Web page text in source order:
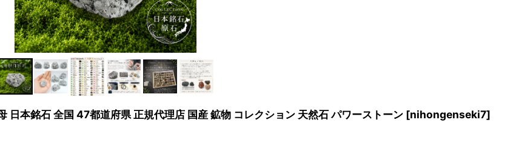
本銘石 全国 47都道府県 正規代理店 国産 鉱物 コレクション 天然石 パワーストーン [nihongenseki7]